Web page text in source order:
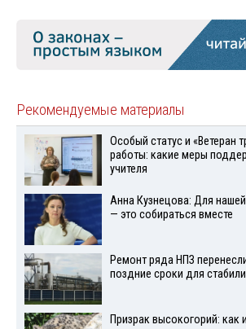
Рекомендуемые материалы
Особый статус и «Ветеран
работы: какие меры
учителя
Анна Кузнецова: Для
— это собираться вместе
Ремонт ряда НПЗ
поздние сроки для
Призрак высокогорий: как